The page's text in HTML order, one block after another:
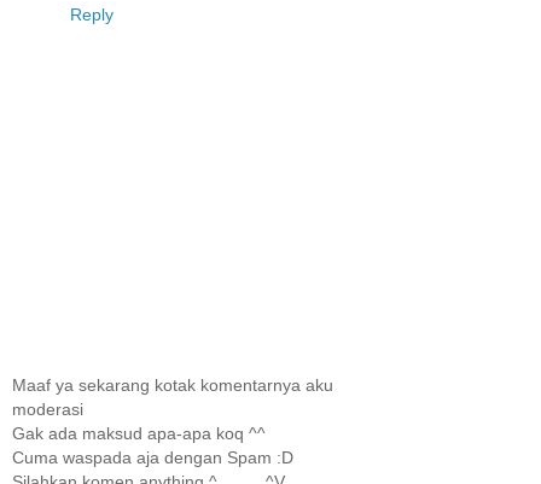
Reply
Maaf ya sekarang kotak komentarnya aku
moderasi
Gak ada maksud apa-apa koq ^^
Cuma waspada aja dengan Spam :D